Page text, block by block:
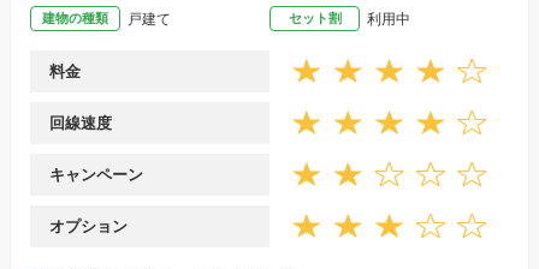
建物の種類 戸建て セット割 利用中
料金
回線速度
キャンペーン
オプション